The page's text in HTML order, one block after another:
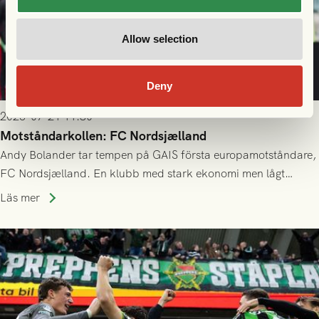
Allow selection
Deny
2026-07-21 11:30
Motståndarkollen: FC Nordsjælland
Andy Bolander tar tempen på GAIS första europamotståndare,
FC Nordsjælland. En klubb med stark ekonomi men lågt
publiksnitt, ett lag med både kollektiv styrka och individuell
Läs mer